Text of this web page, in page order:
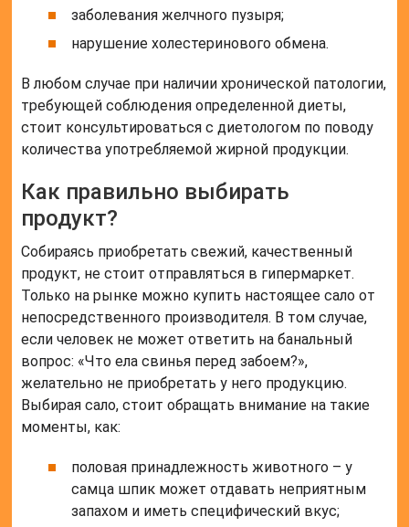
заболевания желчного пузыря;
нарушение холестеринового обмена.
В любом случае при наличии хронической патологии,
требующей соблюдения определенной диеты,
стоит консультироваться с диетологом по поводу
количества употребляемой жирной продукции.
Как правильно выбирать
продукт?
Собираясь приобретать свежий, качественный
продукт, не стоит отправляться в гипермаркет.
Только на рынке можно купить настоящее сало от
непосредственного производителя. В том случае,
если человек не может ответить на банальный
вопрос: «Что ела свинья перед забоем?»,
желательно не приобретать у него продукцию.
Выбирая сало, стоит обращать внимание на такие
моменты, как:
половая принадлежность животного – у
самца шпик может отдавать неприятным
запахом и иметь специфический вкус;